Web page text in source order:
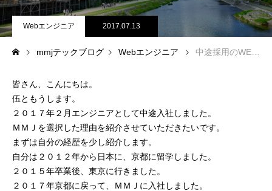
スタッフ紹介
仕事を知る
教務システム開発
不動産システム開発
プログラマーの1週間
デザイナーの1週間
Webエンジニア 2017.07.13
mmjテックブログ Webエンジニア 中途採用のWEBエンジニアがmmjを選んだ理由
皆さん、こんにちは。
伍ともうします。
２０１７年２月エンジニアとして中途入社しました。
ＭＭＪを選択した理由を紹介させていただきたいです。
まずは自分の経歴を少し紹介します。
自分は２０１２年から日本に、京都に留学しました。
２０１５年卒業後、東京に行きました。
２０１７年京都に戻って、ＭＭＪに入社しました。